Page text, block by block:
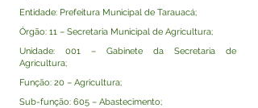
Entidade: Prefeitura Municipal de Tarauacá;
Órgão: 11 – Secretaria Municipal de Agricultura;
Unidade: 001 – Gabinete da Secretaria de
Agricultura;
Função: 20 – Agricultura;
Sub-função: 605 – Abastecimento;